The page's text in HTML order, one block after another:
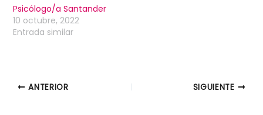
Psicólogo/a Santander
10 octubre, 2022
Entrada similar
ANTERIOR SIGUIENTE